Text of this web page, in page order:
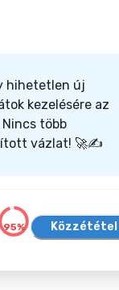
hihetetlen új
kezelésére az
több
vázlat! 🚀✍️
95% Közzététel